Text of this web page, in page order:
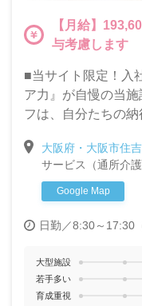
【月給】
与考慮します
■当サイト限定！入
ア力』が自慢の当
フは、自分たちの
営する当施設で、
す！
大阪府・大阪市住
サービス（通所介護
Google Map
日勤／8:30～17:30
大型施設
若手多い
育成重視